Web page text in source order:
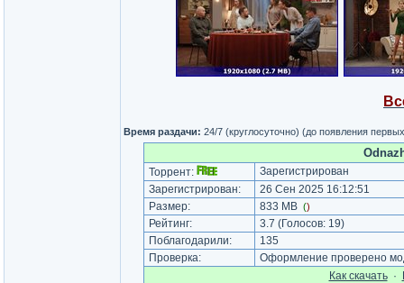
Время раздачи: 24/7 (круглосуточно) (до появления
Торрент:
Зарегистрирован
Зарегистрирован:
26 Сен 2025 16:12:51
Размер:
833 MB ()
Рейтинг: 3.7 (Голосов: 19)
Поблагодарили:
135
Проверка:
Оформление проверено
Как cкачать·